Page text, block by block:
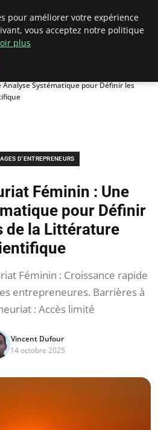
Systématique pour Définir les
D'ENTREPRENEURS
Féminin : Une
pour Définir
de la Littérature
Féminin : Croissance rapide
entrepreneures. Barrières à
: Accès limité
Vincent Dufour
14 octobre 2025
pour améliorer votre expérience
vous acceptez notre politique
plus